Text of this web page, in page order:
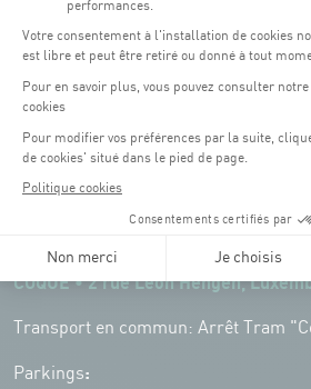
Horaires d'ouverture du batiment
Lundi - vendredi : 06h30 - 22h00
Weekend : 07h30 - 19h00
Pensez à vous informer des horaires
Accès :
COQUE • 2 rue Léon Hengen,
Transport en commun: Arrêt Tram
Parkings: